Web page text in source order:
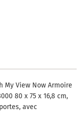
My View Now Armoire
80 x 75 x 16,8 cm,
avec